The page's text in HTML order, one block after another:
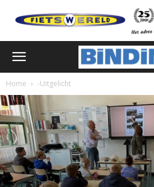
Home -Uitgelicht